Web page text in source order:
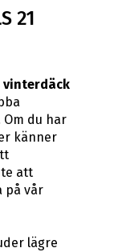
21
vinterdäck
Om du har
känner
att
på vår
lägre